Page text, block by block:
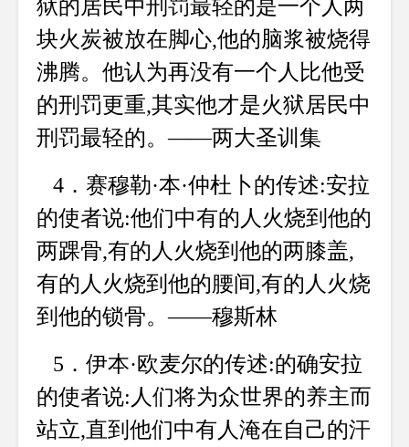
狱的居民中刑罚最轻的是一个人两
块火炭被放在脚心,他的脑浆被烧得
沸腾。他认为再没有一个人比他受
的刑罚更重,其实他才是火狱居民中
刑罚最轻的。——两大圣训集
4．赛穆勒·本·仲杜卜的传述:安拉
的使者说:他们中有的人火烧到他的
两踝骨,有的人火烧到他的两膝盖,
有的人火烧到他的腰间,有的人火烧
到他的锁骨。——穆斯林
5．伊本·欧麦尔的传述:的确安拉
的使者说:人们将为众世界的养主而
站立,直到他们中有人淹在自己的汗